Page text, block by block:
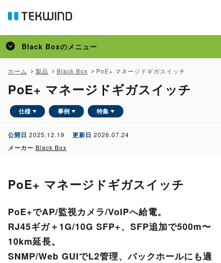
Black Boxのメニュー
トップ
製品
事例
ホーム 製品 Black Box PoE+ マネージドギガスイッチ
PoE+ マネージドギガスイッチ
仕様 事例 特集
公開日 2025.12.19 更新日 2026.07.24
メーカー Black Box
PoE+ マネージドギガスイッチ
PoE+でAP/監視カメラ/VoIPへ給電。
RJ45ギガ＋1G/10G SFP+、SFP追加で500m〜
10km延長。
SNMP/Web GUIでL2管理、バックホールにも適